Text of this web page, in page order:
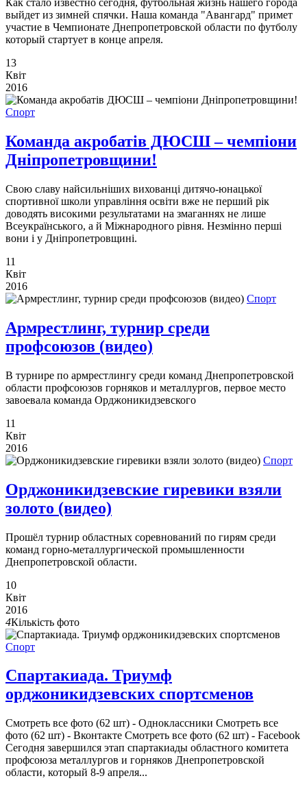
Как стало известно сегодня, футбольная жизнь нашего города
выйдет из зимней спячки. Наша команда "Авангард" примет
участие в Чемпионате Днепропетровской области по футболу
который стартует в конце апреля.
13
Квіт
2016
Спорт
Команда акробатів ДЮСШ – чемпіони
Дніпропетровщини!
Свою славу найсильніших вихованці дитячо-юнацької
спортивної школи управління освіти вже не перший рік
доводять високими результатами на змаганнях не лише
Всеукраїнського, а й Міжнародного рівня. Незмінно перші
вони і у Дніпропетровщині.
11
Квіт
2016
Спорт
Армрестлинг, турнир среди
профсоюзов (видео)
В турнире по армрестлингу среди команд Днепропетровской
области профсоюзов горняков и металлургов, первое место
завоевала команда Орджоникидзевского
11
Квіт
2016
Спорт
Орджоникидзевские гиревики взяли
золото (видео)
Прошёл турнир областных соревнований по гирям среди
команд горно-металлургической промышленности
Днепропетровской области.
10
Квіт
2016
4Кількість фото
Спорт
Спартакиада. Триумф
орджоникидзевских спортсменов
Смотреть все фото (62 шт) - Одноклассники Смотреть все
фото (62 шт) - Вконтакте Смотреть все фото (62 шт) - Facebook
Сегодня завершился этап спартакиады областного комитета
профсоюза металлургов и горняков Днепропетровской
области, который 8-9 апреля...